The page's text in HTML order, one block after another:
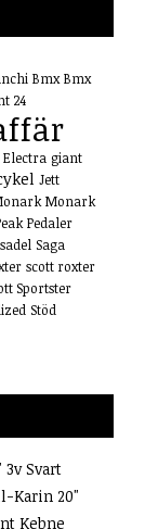
Bmx Bmx
24
Electra giant
Jett
Monark
Pedaler
sadel Saga
scott roxter
Sportster
Stöd
Svart
Karin 20"
Kebne